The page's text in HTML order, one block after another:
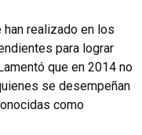
realizado en los
para lograr
que en 2014 no
se desempeñan
como